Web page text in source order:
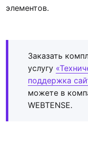
элементов.
Заказать
услугу
поддержка
можете в
WEBTENSE.